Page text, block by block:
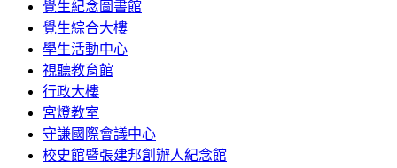
覺生紀念圖書館
覺生綜合大樓
學生活動中心
視聽教育館
行政大樓
宮燈教室
守謙國際會議中心
校史館暨張建邦創辦人紀念館